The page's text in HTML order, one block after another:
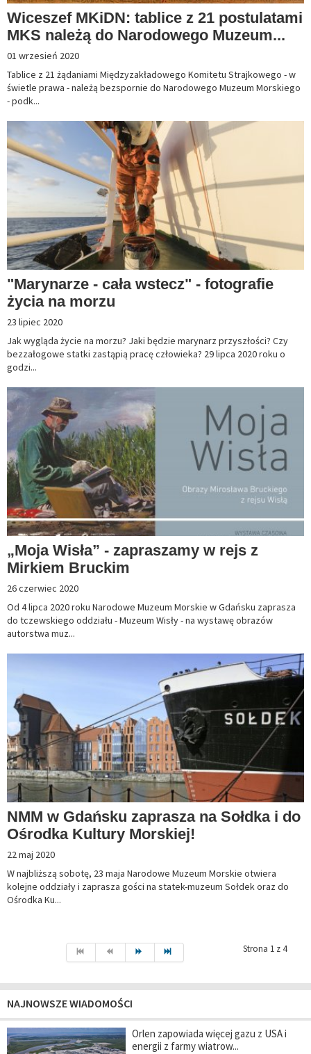
Wiceszef MKiDN: tablice z 21 postulatami
MKS należą do Narodowego Muzeum...
01 wrzesień 2020
Tablice z 21 żądaniami Międzyzakładowego Komitetu Strajkowego - w
świetle prawa - należą bezspornie do Narodowego Muzeum Morskiego
- podk...
"Marynarze - cała wstecz" - fotografie
życia na morzu
23 lipiec 2020
Jak wygląda życie na morzu? Jaki będzie marynarz przyszłości? Czy
bezzałogowe statki zastąpią pracę człowieka? 29 lipca 2020 roku o
godzi...
„Moja Wisła” - zapraszamy w rejs z
Mirkiem Bruckim
26 czerwiec 2020
Od 4 lipca 2020 roku Narodowe Muzeum Morskie w Gdańsku zaprasza
do tczewskiego oddziału - Muzeum Wisły - na wystawę obrazów
autorstwa muz...
NMM w Gdańsku zaprasza na Sołdka i do
Ośrodka Kultury Morskiej!
22 maj 2020
W najbliższą sobotę, 23 maja Narodowe Muzeum Morskie otwiera
kolejne oddziały i zaprasza gości na statek-muzeum Sołdek oraz do
Ośrodka Ku...
Strona 1 z 4
NAJNOWSZE WIADOMOŚCI
Orlen zapowiada więcej gazu z USA i
energii z farmy wiatrow...